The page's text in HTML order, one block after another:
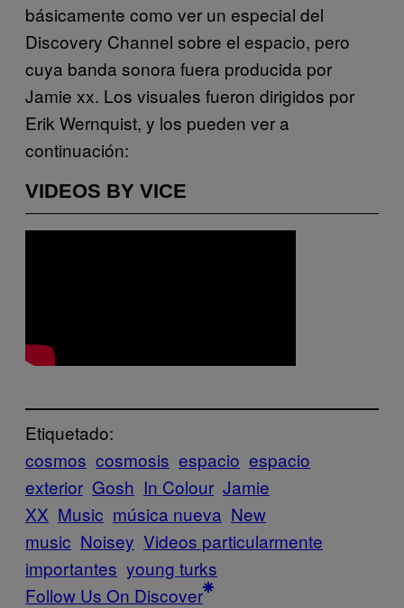
básicamente como ver un especial del
Discovery Channel sobre el espacio, pero
cuya banda sonora fuera producida por
Jamie xx. Los visuales fueron dirigidos por
Erik Wernquist, y los pueden ver a
continuación:
VIDEOS BY VICE
Etiquetado:
cosmos cosmosis espacio espacio
exterior Gosh In Colour Jamie
XX Music música nueva New
music Noisey Videos particularmente
importantes young turks
Follow Us On Discover